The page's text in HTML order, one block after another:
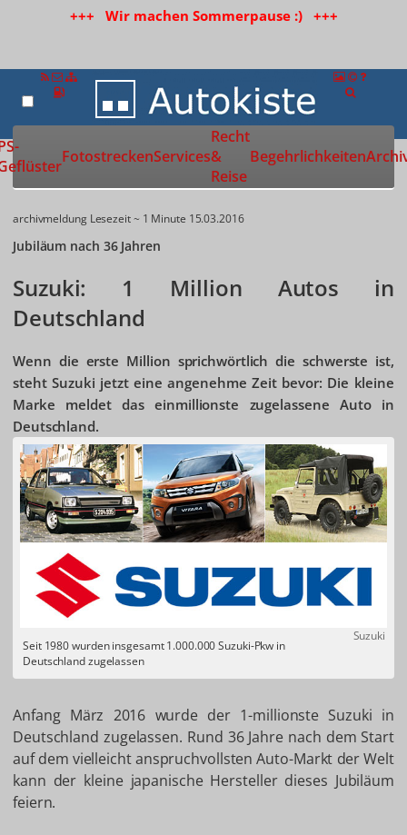
+++ Wir machen Sommerpause :) +++
Zur Startseite
FotostreckenServices
Recht
&
Reise
Begehrlichkeiten
archivmeldung Lesezeit ~ 1 Minute 15.03.2016
Jubiläum nach 36 Jahren
Suzuki: 1 Million Autos in
Deutschland
Wenn die erste Million sprichwörtlich die schwerste ist,
steht Suzuki jetzt eine angenehme Zeit bevor: Die kleine
Marke meldet das einmillionste zugelassene Auto in
Deutschland.
Suzuki
Seit 1980 wurden insgesamt 1.000.000 Suzuki-Pkw in
Deutschland zugelassen
Anfang März 2016 wurde der 1-millionste Suzuki in
Deutschland zugelassen. Rund 36 Jahre nach dem Start
auf dem vielleicht anspruchvollsten Auto-Markt der Welt
kann der kleine japanische Hersteller dieses Jubiläum
feiern.